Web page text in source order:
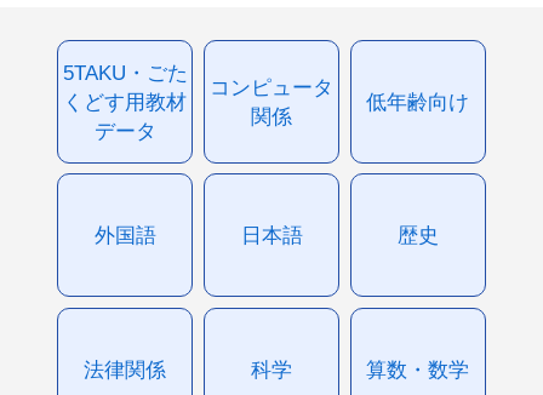
5TAKU・ごた
くどす用教材
データ
コンピュータ
関係
低年齢向け
外国語 日本語 歴史
法律関係 科学 算数・数学